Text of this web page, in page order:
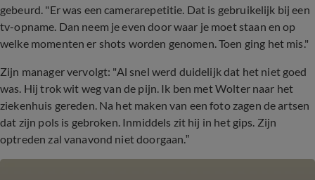
gebeurd. "Er was een camerarepetitie. Dat is gebruikelijk bij een
tv-opname. Dan neem je even door waar je moet staan en op
welke momenten er shots worden genomen. Toen ging het mis."
Zijn manager vervolgt: "Al snel werd duidelijk dat het niet goed
was. Hij trok wit weg van de pijn. Ik ben met Wolter naar het
ziekenhuis gereden. Na het maken van een foto zagen de artsen
dat zijn pols is gebroken. Inmiddels zit hij in het gips. Zijn
optreden zal vanavond niet doorgaan.”